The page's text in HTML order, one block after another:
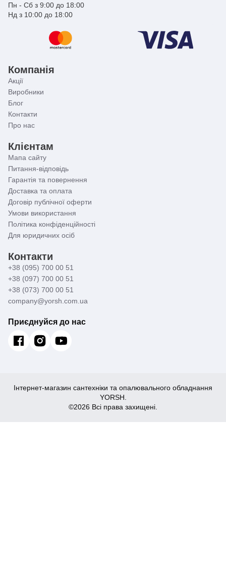
Пн - Сб з 9:00 до 18:00
Нд з 10:00 до 18:00
Компанія
Акції
Виробники
Блог
Контакти
Про нас
Клієнтам
Мапа сайту
Питання-відповідь
Гарантія та повернення
Доставка та оплата
Договір публічної оферти
Умови використання
Політика конфіденційності
Для юридичних осіб
Контакти
+38 (095) 700 00 51
+38 (097) 700 00 51
+38 (073) 700 00 51
company@yorsh.com.ua
Приєднуйся до нас
Інтернет-магазин сантехніки та опалювального обладнання
YORSH.
©2026 Всі права захищені.